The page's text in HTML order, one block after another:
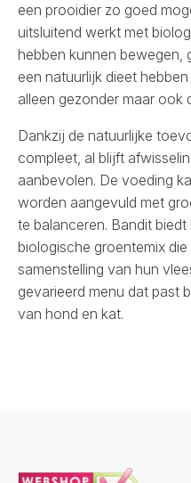
een prooidier zo goed
uitsluitend werkt met
hebben kunnen bewegen,
een natuurlijk dieet
alleen gezonder maar ook
Dankzij de natuurlijke
compleet, al blijft
aanbevolen. De voeding
worden aangevuld met
te balanceren. Bandit
biologische groentemix
samenstelling van hun
gevarieerd menu dat past
van hond en kat.